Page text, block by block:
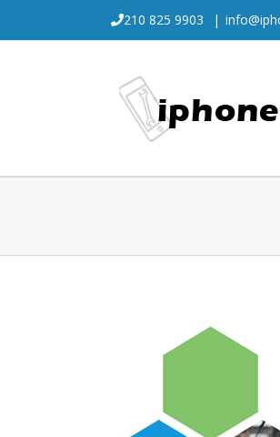
content
210 825 9903 |